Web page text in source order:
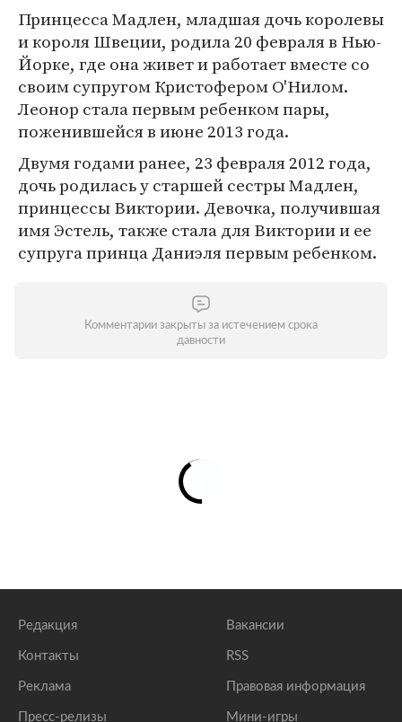
Принцесса Мадлен, младшая дочь королевы
и короля Швеции, родила 20 февраля в Нью-
Йорке, где она живет и работает вместе со
своим супругом Кристофером О'Нилом.
Леонор стала первым ребенком пары,
поженившейся в июне 2013 года.
Двумя годами ранее, 23 февраля 2012 года,
дочь родилась у старшей сестры Мадлен,
принцессы Виктории. Девочка, получившая
имя Эстель, также стала для Виктории и ее
супруга принца Даниэля первым ребенком.
Комментарии закрыты за истечением срока
давности
Редакция
Контакты
Реклама
Пресс-релизы
Вакансии
RSS
Правовая информация
Мини-игры